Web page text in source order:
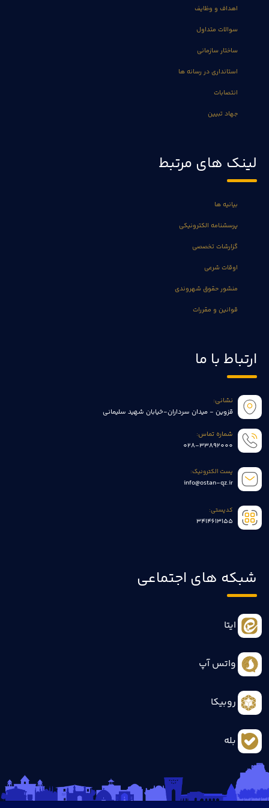
اهداف و وظایف
سوالات متداول
ساختار سازمانی
استانداری در رسانه ها
انتصابات
جهاد تبیین
لینک های مرتبط
بیانیه ها
پرسشنامه الکترونیکی
گزارشات تخصصی
اوقات شرعی
منشور حقوق شهروندی
قوانین و مقررات
ارتباط با ما
نشانی:
قزوین - میدان سرداران-خیابان شهید سلیمانی
شماره تماس:
028-33892000
پست الکترونیک:
info@ostan-qz.ir
کدپستی:
3414613155
شبکه های اجتماعی
ایتا
واتس آپ
روبیکا
بله